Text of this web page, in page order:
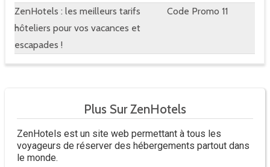
ZenHotels : les meilleurs tarifs
hôteliers pour vos vacances et
escapades !
Code Promo 11
Plus Sur ZenHotels
ZenHotels est un site web permettant à tous les
voyageurs de réserver des hébergements partout dans
le monde.